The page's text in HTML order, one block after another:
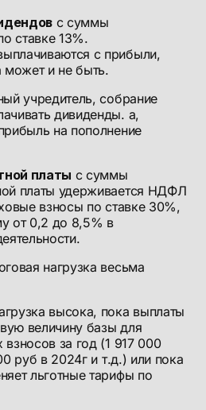
с суммы
ставке 13%.
с прибыли,
может и не быть.
учредитель, собрание
дивиденды. а,
на пополнение
платы с суммы
платы удерживается НДФЛ
взносы по ставке 30%,
от 0,2 до 8,5% в
нагрузка весьма
высока, пока выплаты
величину базы для
взносов за год (1 917 000
руб в 2024г и т.д.) или пока
льготные тарифы по